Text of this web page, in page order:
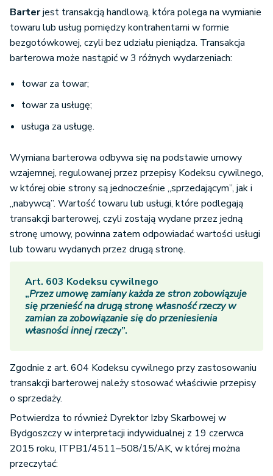
Barterjest transakcją handlową, która polega na wymianie
towaru lub usług pomiędzy kontrahentami w formie
bezgotówkowej, czyli bez udziału pieniądza. Transakcja
barterowa może nastąpić w 3 różnych wydarzeniach:
towar za towar;
towar za usługę;
usługa za usługę.
Wymiana barterowa odbywa się na podstawie umowy
wzajemnej, regulowanej przez przepisy Kodeksu cywilnego,
w której obie strony są jednocześnie „sprzedającym”, jak i
„nabywcą”. Wartość towaru lub usługi, które podlegają
transakcji barterowej, czyli zostają wydane przez jedną
stronę umowy, powinna zatem odpowiadać wartości usługi
lub towaru wydanych przez drugą stronę.
Art. 603 Kodeksu cywilnego
„Przez umowę zamiany każda ze stron zobowiązuje
się przenieść na drugą stronę własność rzeczy w
zamian za zobowiązanie się do przeniesienia
własności innej rzeczy”.
Zgodnie z art. 604 Kodeksu cywilnego przy zastosowaniu
transakcji barterowej należy stosować właściwie przepisy
o sprzedaży.
Potwierdza to również Dyrektor Izby Skarbowej w
Bydgoszczy w interpretacji indywidualnej z 19 czerwca
2015 roku, ITPB1/4511–508/15/AK, w której można
przeczytać: